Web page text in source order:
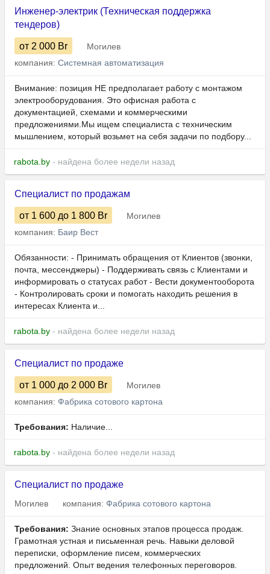
Инженер-электрик (Техническая поддержка
тендеров)
от 2 000 Br
Могилев
компания: Системная автоматизация
Внимание: позиция НЕ предполагает работу с монтажом
электрооборудования. Это офисная работа с
документацией, схемами и коммерческими
предложениями.Мы ищем специалиста с техническим
мышлением, который возьмет на себя задачи по подбору...
rabota.by - найдена более недели назад
Специалист по продажам
от 1 600 до 1 800 Br
Могилев
компания: Баир Вест
Обязанности: - Принимать обращения от Клиентов (звонки,
почта, мессенджеры) - Поддерживать связь с Клиентами и
информировать о статусах работ - Вести документооборота
- Контролировать сроки и помогать находить решения в
интересах Клиента и...
rabota.by - найдена более недели назад
Специалист по продаже
от 1 000 до 2 000 Br
Могилев
компания: Фабрика сотового картона
Требования: Наличие...
rabota.by - найдена более недели назад
Специалист по продаже
Могилев компания: Фабрика сотового картона
Требования: Знание основных этапов процесса продаж.
Грамотная устная и письменная речь. Навыки деловой
переписки, оформление писем, коммерческих
предложений. Опыт ведения телефонных переговоров.